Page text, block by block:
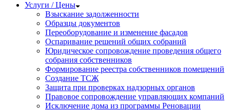
Услуги / Цены
Взыскание задолженности
Образцы документов
Переоборудование и изменение фасадов
Оспаривание решений общих собраний
Юридическое сопровождение проведения общего
собрания собственников
Формирование реестра собственников помещений
Создание ТСЖ
Защита при проверках надзорных органов
Правовое сопровождение управляющих компаний
Исключение дома из программы Реновации